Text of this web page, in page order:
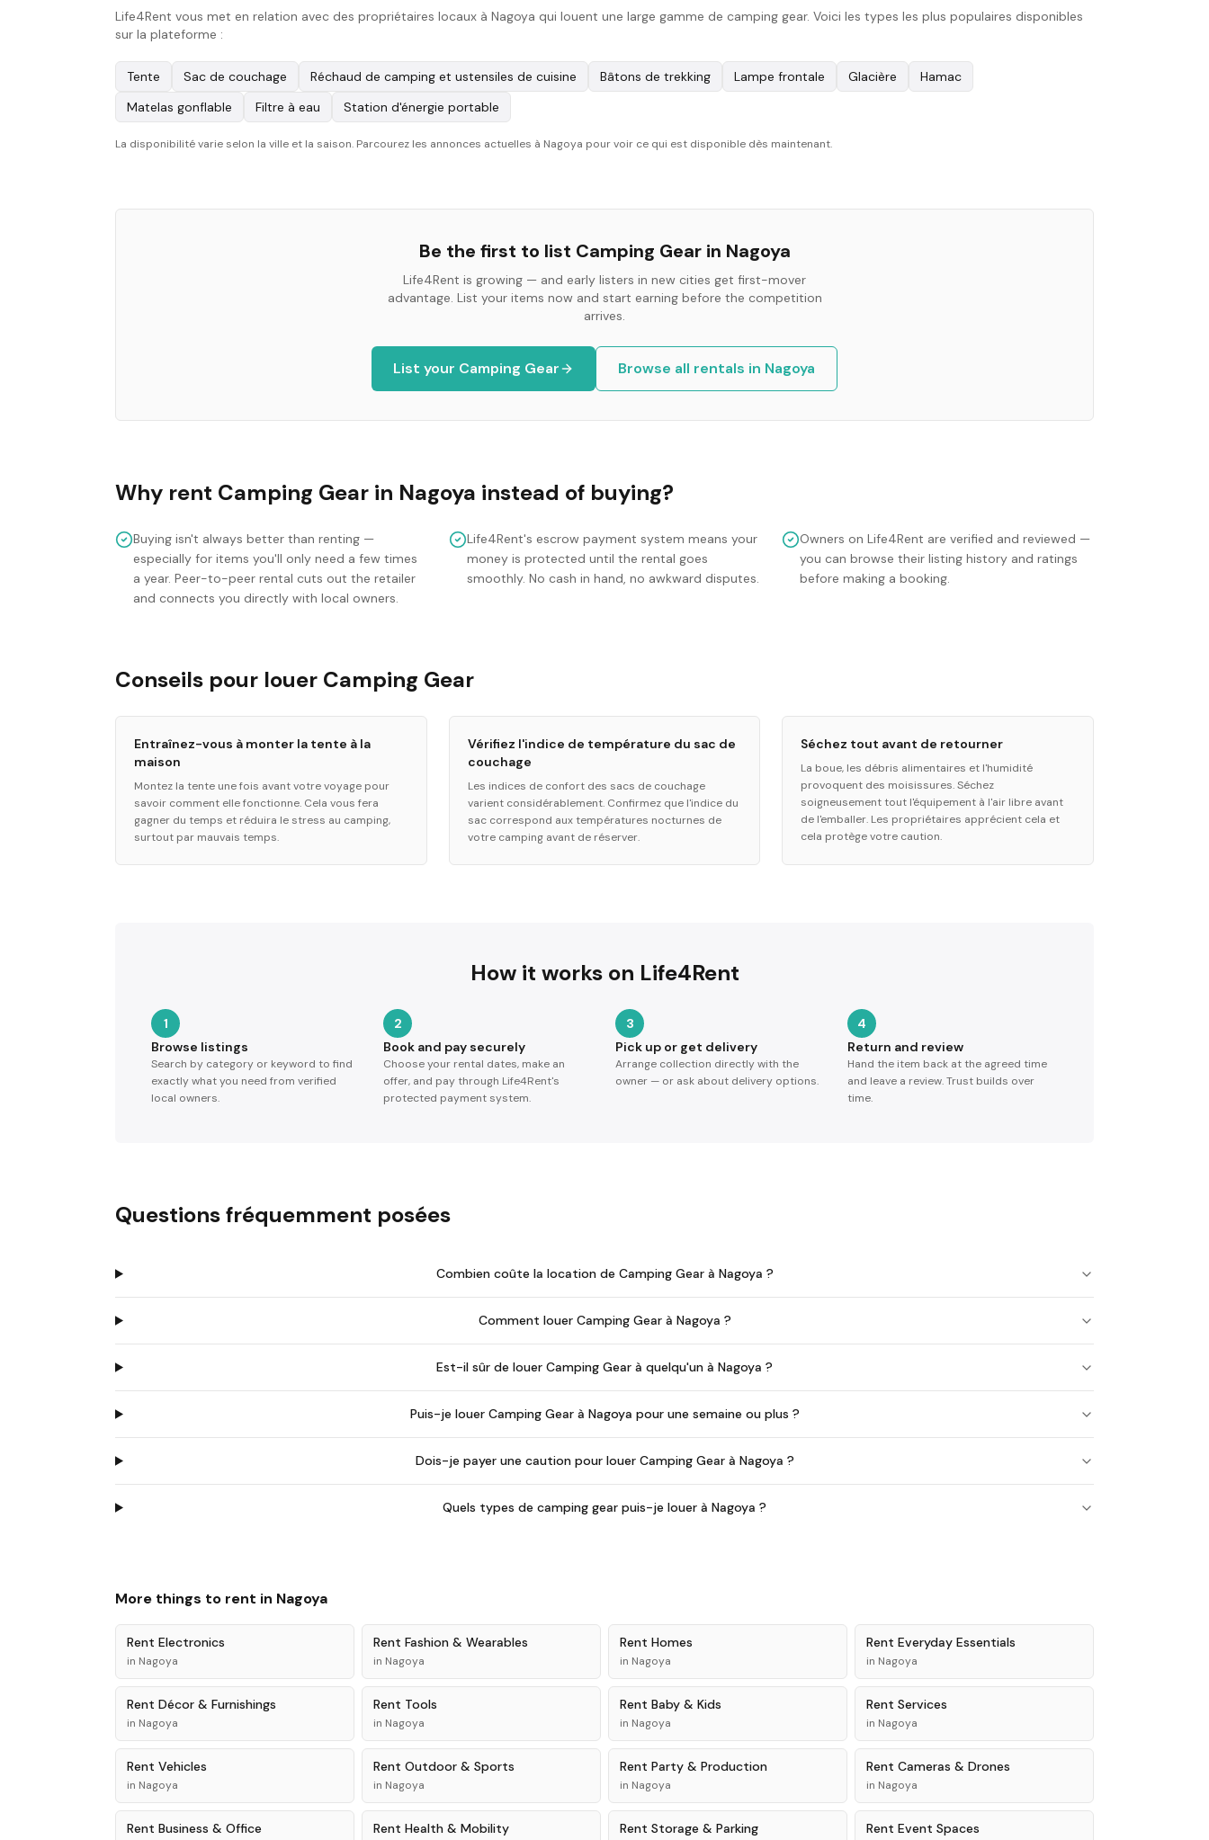
Life4Rent vous met en relation avec des propriétaires locaux à Nagoya qui louent une large gamme de camping gear. Voici les types les plus populaires disponibles
sur la plateforme :
Tente Sac de couchage Réchaud de camping et ustensiles de cuisine Bâtons de trekking Lampe frontale Glacière
Hamac
Matelas gonflable
Filtre à eau Station d'énergie portable
La disponibilité varie selon la ville et la saison. Parcourez les annonces actuelles à Nagoya pour voir ce qui est disponible dès maintenant.
Be the first to list Camping Gearin Nagoya
Life4Rent is growing — and early listers in new cities get first-mover
advantage. List your items now and start earning before the competition
arrives.
List your Camping Gear Browse all rentals in Nagoya
Why rent Camping Gear in Nagoya instead of buying?
Buying isn't always better than renting —
especially for items you'll only need a few times
a year. Peer-to-peer rental cuts out the retailer
and connects you directly with local owners.
Life4Rent's escrow payment system means your
money is protected until the rental goes
smoothly. No cash in hand, no awkward disputes.
Owners on Life4Rent are verified and reviewed —
you can browse their listing history and ratings
before making a booking.
Conseils pour louer Camping Gear
Entraînez-vous à monter la tente à la
maison
Montez la tente une fois avant votre voyage pour
savoir comment elle fonctionne. Cela vous fera
gagner du temps et réduira le stress au camping,
surtout par mauvais temps.
Vérifiez l'indice de température du sac de
couchage
Les indices de confort des sacs de couchage
varient considérablement. Confirmez que l'indice du
sac correspond aux températures nocturnes de
votre camping avant de réserver.
Séchez tout avant de retourner
La boue, les débris alimentaires et l'humidité
provoquent des moisissures. Séchez
soigneusement tout l'équipement à l'air libre avant
de l'emballer. Les propriétaires apprécient cela et
cela protège votre caution.
How it works on Life4Rent
1
Browse listings
Search by category or keyword to find
exactly what you need from verified
local owners.
2
Book and pay securely
Choose your rental dates, make an
offer, and pay through Life4Rent's
protected payment system.
3
Pick up or get delivery
Arrange collection directly with the
owner — or ask about delivery options.
4
Return and review
Hand the item back at the agreed time
and leave a review. Trust builds over
time.
Questions fréquemment posées
Combien coûte la location de Camping Gear à Nagoya ?
Comment louer Camping Gear à Nagoya ?
Est-il sûr de louer Camping Gear à quelqu'un à Nagoya ?
Puis-je louer Camping Gear à Nagoya pour une semaine ou plus ?
Dois-je payer une caution pour louer Camping Gear à Nagoya ?
Quels types de camping gear puis-je louer à Nagoya ?
More things to rent in Nagoya
Rent Electronics
in Nagoya
Rent Fashion & Wearables
in Nagoya
Rent Homes
in Nagoya
Rent Everyday Essentials
in Nagoya
Rent Décor & Furnishings
in Nagoya
Rent Tools
in Nagoya
Rent Baby & Kids
in Nagoya
Rent Services
in Nagoya
Rent Vehicles
in Nagoya
Rent Outdoor & Sports
in Nagoya
Rent Party & Production
in Nagoya
Rent Cameras & Drones
in Nagoya
Rent Business & Office Rent Health & Mobility Rent Storage & Parking Rent Event Spaces